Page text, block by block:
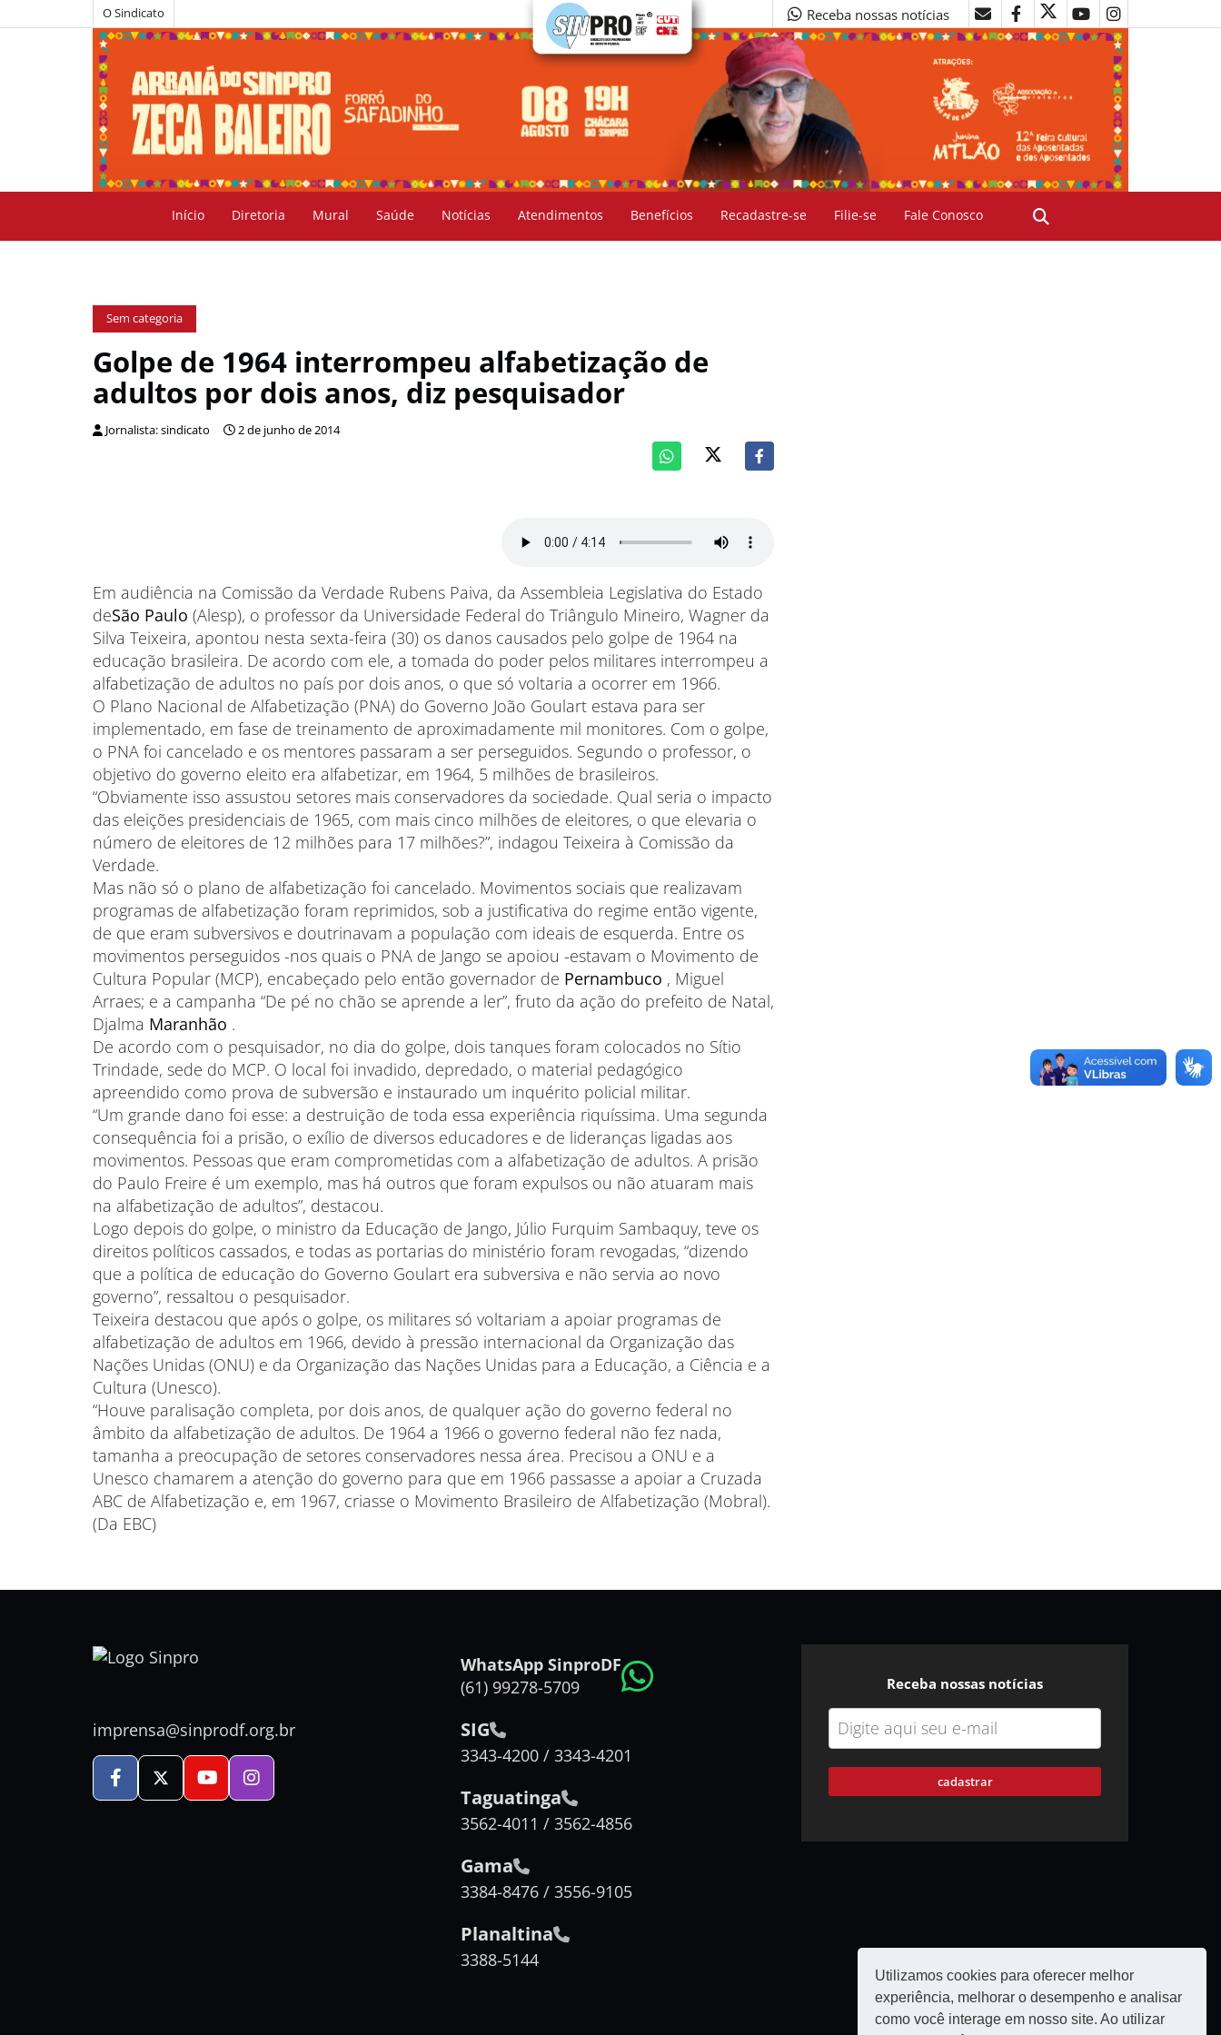
Utilizamos cookies para oferecer melhor
experiência, melhorar o desempenho e analisar
como você interage em nosso site. Ao utilizar
O Sindicato Receba nossas notícias
Início Diretoria Mural Saúde Notícias Atendimentos Benefícios Recadastre-se Filie-se Fale Conosco
Sem categoria
Golpe de 1964 interrompeu alfabetização de
adultos por dois anos, diz pesquisador
Jornalista: sindicato 2 de junho de 2014
Em audiência na Comissão da Verdade Rubens Paiva, da Assembleia Legislativa do Estado
deSão Paulo (Alesp), o professor da Universidade Federal do Triângulo Mineiro, Wagner da
Silva Teixeira, apontou nesta sexta-feira (30) os danos causados pelo golpe de 1964 na
educação brasileira. De acordo com ele, a tomada do poder pelos militares interrompeu a
alfabetização de adultos no país por dois anos, o que só voltaria a ocorrer em 1966.
O Plano Nacional de Alfabetização (PNA) do Governo João Goulart estava para ser
implementado, em fase de treinamento de aproximadamente mil monitores. Com o golpe,
o PNA foi cancelado e os mentores passaram a ser perseguidos. Segundo o professor, o
objetivo do governo eleito era alfabetizar, em 1964, 5 milhões de brasileiros.
“Obviamente isso assustou setores mais conservadores da sociedade. Qual seria o impacto
das eleições presidenciais de 1965, com mais cinco milhões de eleitores, o que elevaria o
número de eleitores de 12 milhões para 17 milhões?”, indagou Teixeira à Comissão da
Verdade.
Mas não só o plano de alfabetização foi cancelado. Movimentos sociais que realizavam
programas de alfabetização foram reprimidos, sob a justificativa do regime então vigente,
de que eram subversivos e doutrinavam a população com ideais de esquerda. Entre os
movimentos perseguidos -nos quais o PNA de Jango se apoiou -estavam o Movimento de
Cultura Popular (MCP), encabeçado pelo então governador de Pernambuco , Miguel
Arraes; e a campanha “De pé no chão se aprende a ler”, fruto da ação do prefeito de Natal,
Djalma Maranhão .
De acordo com o pesquisador, no dia do golpe, dois tanques foram colocados no Sítio
Trindade, sede do MCP. O local foi invadido, depredado, o material pedagógico
apreendido como prova de subversão e instaurado um inquérito policial militar.
“Um grande dano foi esse: a destruição de toda essa experiência riquíssima. Uma segunda
consequência foi a prisão, o exílio de diversos educadores e de lideranças ligadas aos
movimentos. Pessoas que eram comprometidas com a alfabetização de adultos. A prisão
do Paulo Freire é um exemplo, mas há outros que foram expulsos ou não atuaram mais
na alfabetização de adultos”, destacou.
Logo depois do golpe, o ministro da Educação de Jango, Júlio Furquim Sambaquy, teve os
direitos políticos cassados, e todas as portarias do ministério foram revogadas, “dizendo
que a política de educação do Governo Goulart era subversiva e não servia ao novo
governo”, ressaltou o pesquisador.
Teixeira destacou que após o golpe, os militares só voltariam a apoiar programas de
alfabetização de adultos em 1966, devido à pressão internacional da Organização das
Nações Unidas (ONU) e da Organização das Nações Unidas para a Educação, a Ciência e a
Cultura (Unesco).
“Houve paralisação completa, por dois anos, de qualquer ação do governo federal no
âmbito da alfabetização de adultos. De 1964 a 1966 o governo federal não fez nada,
tamanha a preocupação de setores conservadores nessa área. Precisou a ONU e a
Unesco chamarem a atenção do governo para que em 1966 passasse a apoiar a Cruzada
ABC de Alfabetização e, em 1967, criasse o Movimento Brasileiro de Alfabetização (Mobral).
(Da EBC)
imprensa@sinprodf.org.br
WhatsApp SinproDF
(61) 99278-5709
SIG
3343-4200 / 3343-4201
Taguatinga
3562-4011 / 3562-4856
Gama
3384-8476 / 3556-9105
Planaltina
3388-5144
Receba nossas notícias
cadastrar